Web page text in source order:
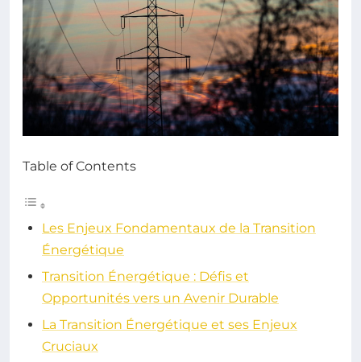
Table of Contents
Les Enjeux Fondamentaux de la Transition
Énergétique
Transition Énergétique : Défis et
Opportunités vers un Avenir Durable
La Transition Énergétique et ses Enjeux
Cruciaux